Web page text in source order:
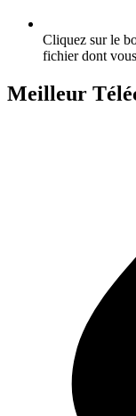
Cliquez sur le
fichier dont
Meilleur